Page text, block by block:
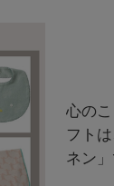
心の
フト
ネン